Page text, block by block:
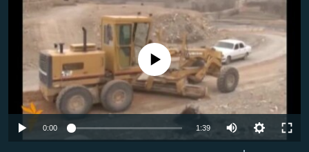
БҮГҮН АЗАТТЫКТА
ЭКСПЕРТТЕР ТАЛДАЙТ
БИЗ ЖАНА ДҮЙНӨ
ДАНИСТЕ
ЭЖЕ-СИҢДИЛЕР
ПОДКАСТ
ӨЗГӨЧӨ ПИКИР
Русский
ОНЛАЙН ШЕРИНЕ
No media source currently available
0:00 1:39